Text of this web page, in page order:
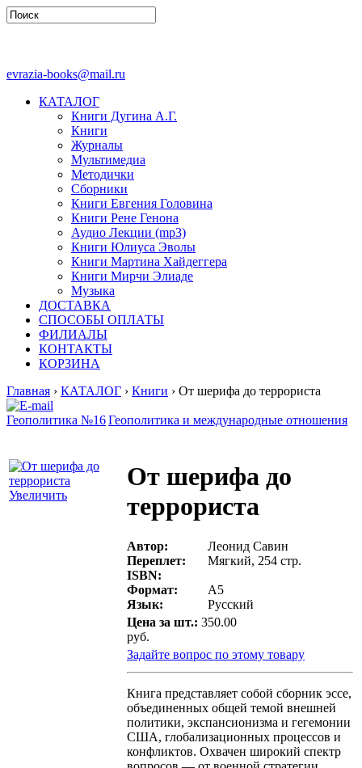
evrazia-books@mail.ru
КАТАЛОГ
Книги Дугина А.Г.
Книги
Журналы
Мультимедиа
Методички
Сборники
Книги Евгения Головина
Книги Рене Генона
Аудио Лекции (mp3)
Книги Юлиуса Эволы
Книги Мартина Хайдеггера
Книги Мирчи Элиаде
Музыка
ДОСТАВКА
СПОСОБЫ ОПЛАТЫ
ФИЛИАЛЫ
КОНТАКТЫ
КОРЗИНА
Главная › КАТАЛОГ › Книги › От шерифа до террориста
Геополитика №16Геополитика и международные отношения
Увеличить
От шерифа до
террориста
Автор:
Леонид Савин
Переплет:
Мягкий, 254 стр.
ISBN:
Формат:
А5
Язык:
Русский
Цена за шт.: 350.00
руб.
Задайте вопрос по этому товару
Книга представляет собой сборник эссе,
объединенных общей темой внешней
политики, экспансионизма и гегемонии
США, глобализационных процессов и
конфликтов. Охвачен широкий спектр